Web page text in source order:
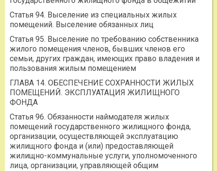
Статья 94. Выселение из специальных жилых
помещений. Выселение обязанных лиц
Статья 95. Выселение по требованию собственника
жилого помещения членов, бывших членов его
семьи, других граждан, имеющих право владения и
пользования жилым помещением
ГЛАВА 14. ОБЕСПЕЧЕНИЕ СОХРАННОСТИ ЖИЛЫХ
ПОМЕЩЕНИЙ. ЭКСПЛУАТАЦИЯ ЖИЛИЩНОГО
ФОНДА
Статья 96. Обязанности наймодателя жилых
помещений государственного жилищного фонда,
организации, осуществляющей эксплуатацию
жилищного фонда и (или) предоставляющей
жилищно-коммунальные услуги, уполномоченного
лица, организации, управляющей общим